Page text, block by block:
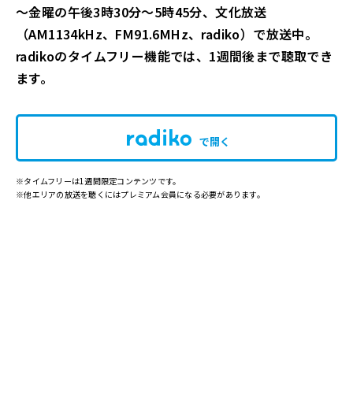
～金曜の午後3時30分～5時45分、文化放送
（AM1134kHz、FM91.6MHz、radiko）で放送中。
radikoのタイムフリー機能では、1週間後まで聴取でき
ます。
で開く
※タイムフリーは1週間限定コンテンツです。
※他エリアの放送を聴くにはプレミアム会員になる必要があります。